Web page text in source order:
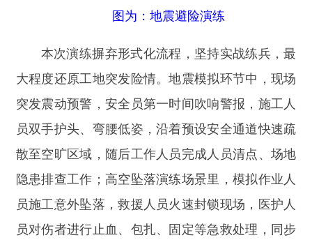
上报险情、转运受伤人员；消防演练环节模拟施工
材料自燃起火，工作人员熟练操作干粉灭火器、消
人员疏散等操作，切实掌握消防器材实操用法。
阿合奇县棚户区改造项目项目负责人查先盛
防灾减灾日主题，精准瞄准建筑施工高发安全事
故，不仅检验了我们应急预案的科学性、实操性，
也锤炼了应急队伍协同作战、快速处置的能力。下